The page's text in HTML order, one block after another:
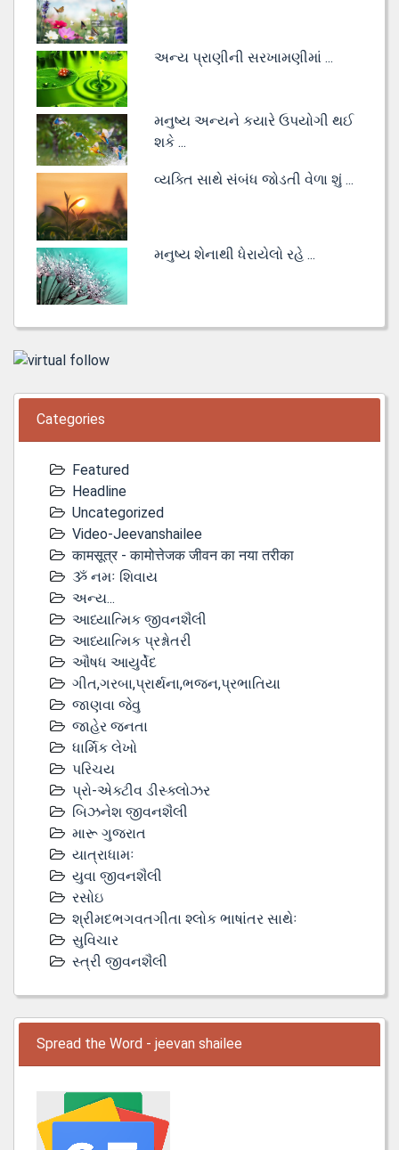
અન્ય પ્રાણીની સરખામણીમાં ...
મનુષ્ય અન્યને કયારે ઉપયોગી થઈ
શકે ...
વ્યક્તિ સાથે સંબંધ જોડતી વેળા શું ...
મનુષ્ય શેનાથી ધેરાયેલો રહે ...
Categories
Featured
Headline
Uncategorized
Video-Jeevanshailee
कामसूत्र - कामोत्तेजक जीवन का नया तरीका
ૐ નમઃ શિવાય
અન્ય...
આધ્યાત્મિક જીવનશૈલી
આધ્યાત્મિક પ્રશ્નોતરી
ઔષધ આયુર્વેદ
ગીત,ગરબા,પ્રાર્થના,ભજન,પ્રભાતિયા
જાણવા જેવુ
જાહેર જનતા
ધાર્મિક લેખો
પરિચય
પ્રો-એક્ટીવ ડીસ્‍ક્લોઝર
બિઝનેશ જીવનશૈલી
મારૂ ગુજરાત
યાત્રાધામઃ
યુવા જીવનશૈલી
રસોઇ
શ્રીમદભગવતગીતા શ્લોક ભાષાંતર સાથેઃ
સુવિચાર
સ્ત્રી જીવનશૈલી
Spread the Word - jeevan shailee